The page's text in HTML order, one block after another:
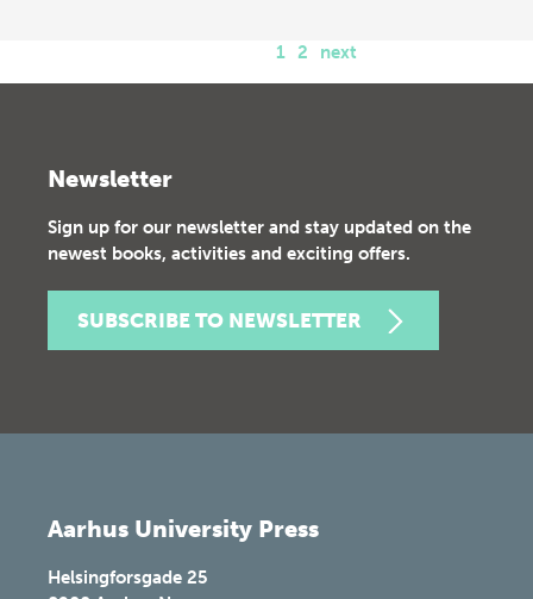
1 2 next
Newsletter
Sign up for our newsletter and stay updated on the
newest books, activities and exciting offers.
SUBSCRIBE TO NEWSLETTER
Aarhus University Press
Helsingforsgade 25